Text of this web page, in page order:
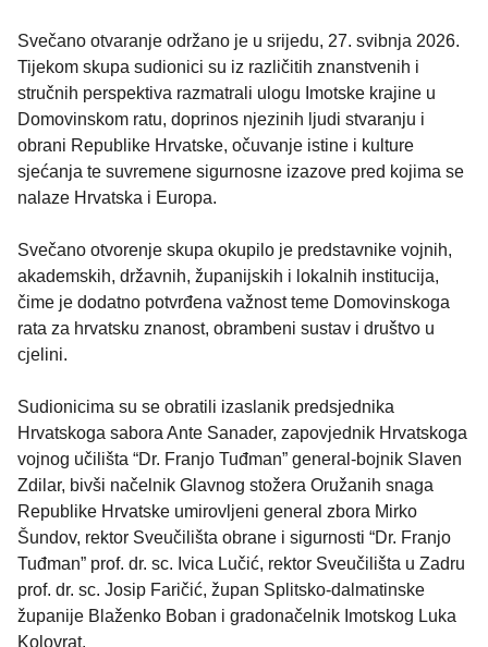
Svečano otvaranje održano je u srijedu, 27. svibnja 2026.
Tijekom skupa sudionici su iz različitih znanstvenih i
stručnih perspektiva razmatrali ulogu Imotske krajine u
Domovinskom ratu, doprinos njezinih ljudi stvaranju i
obrani Republike Hrvatske, očuvanje istine i kulture
sjećanja te suvremene sigurnosne izazove pred kojima se
nalaze Hrvatska i Europa.
Svečano otvorenje skupa okupilo je predstavnike vojnih,
akademskih, državnih, županijskih i lokalnih institucija,
čime je dodatno potvrđena važnost teme Domovinskoga
rata za hrvatsku znanost, obrambeni sustav i društvo u
cjelini.
Sudionicima su se obratili izaslanik predsjednika
Hrvatskoga sabora Ante Sanader, zapovjednik Hrvatskoga
vojnog učilišta “Dr. Franjo Tuđman” general-bojnik Slaven
Zdilar, bivši načelnik Glavnog stožera Oružanih snaga
Republike Hrvatske umirovljeni general zbora Mirko
Šundov, rektor Sveučilišta obrane i sigurnosti “Dr. Franjo
Tuđman” prof. dr. sc. Ivica Lučić, rektor Sveučilišta u Zadru
prof. dr. sc. Josip Faričić, župan Splitsko-dalmatinske
županije Blaženko Boban i gradonačelnik Imotskog Luka
Kolovrat.